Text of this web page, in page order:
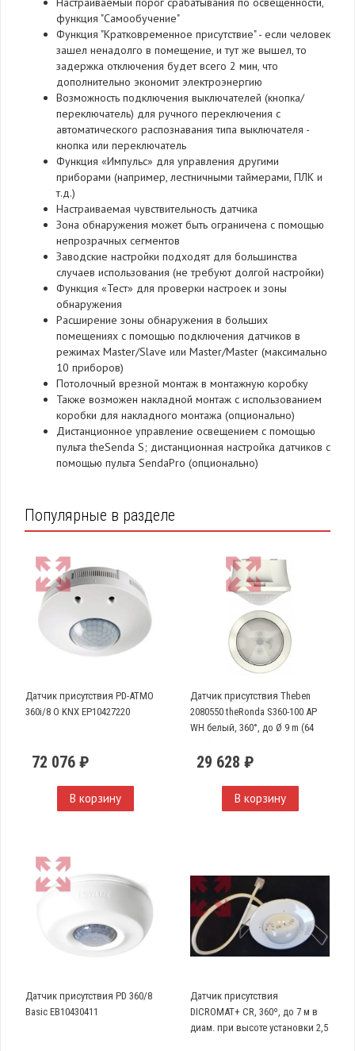
функция "Самообучение"
Функция "Кратковременное присутствие" - если человек
зашел ненадолго в помещение, и тут же вышел, то
задержка отключения будет всего 2 мин, что
дополнительно экономит электроэнергию
Возможность подключения выключателей (кнопка/
переключатель) для ручного переключения с
автоматического распознавания типа выключателя -
кнопка или переключатель
Функция «Импульс» для управления другими
приборами (например, лестничными таймерами, ПЛК и
т.д.)
Настраиваемая чувствительность датчика
Зона обнаружения может быть ограничена с помощью
непрозрачных сегментов
Заводские настройки подходят для большинства
случаев использования (не требуют долгой настройки)
Функция «Тест» для проверки настроек и зоны
обнаружения
Расширение зоны обнаружения в больших
помещениях с помощью подключения датчиков в
режимах Master/Slave или Master/Master (максимально
10 приборов)
Потолочный врезной монтаж в монтажную коробку
Также возможен накладной монтаж с использованием
коробки для накладного монтажа (опционально)
Дистанционное управление освещением с помощью
пульта theSenda S; дистанционная настройка датчиков с
помощью пульта SendaPro (опционально)
Популярные в разделе
Датчик присутствия PD-ATMO
360i/8 O KNX EP10427220
72 076 ₽
В корзину
Датчик присутствия Theben
2080550 theRonda S360-100 AP
WH белый, 360°, до Ø 9 m (64
29 628 ₽
В корзину
Датчик присутствия PD 360/8
Basic EB10430411
Датчик присутствия
DICROMAT+ CR, 360º, до 7 м в
диам. при высоте установки 2,5